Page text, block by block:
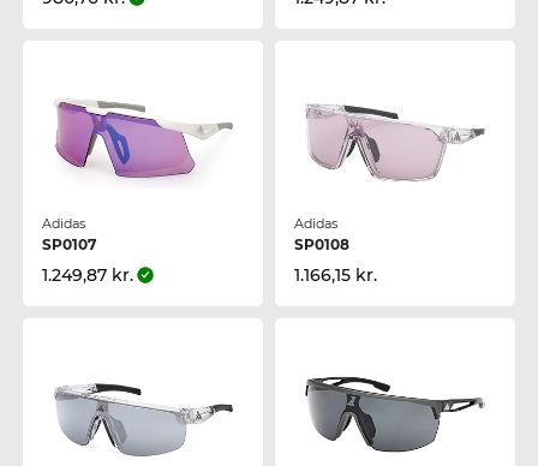
Adidas
SP0107
1.249,87 kr.
Adidas
SP0108
1.166,15 kr.